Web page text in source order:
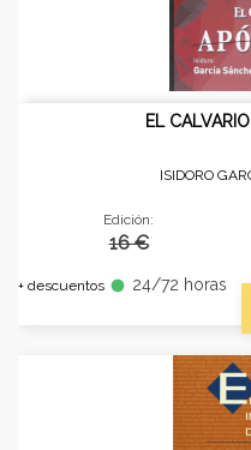
EL
ISIDORO
Edición:
16 €
+ descuentos fiber_manual_record 24/72 horas